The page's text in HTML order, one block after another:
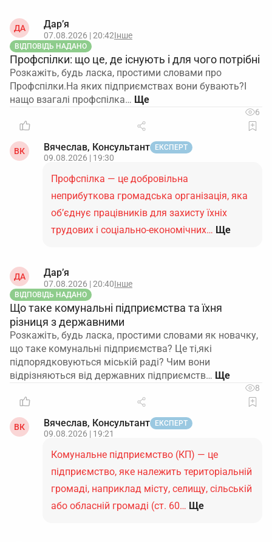
ДА Дар’я
07.08.2026 | 20:42Інше
ВІДПОВІДЬ НАДАНО
Профспілки: що це, де існують і для чого потрібні
Розкажіть, будь ласка, простими словами про
Профспілки.На яких підприємствах вони бувають?І
нащо взагалі профспілка…
6
ВК Вячеслав, Консультант ЕКСПЕРТ
09.08.2026 | 19:30
Профспілка — це добровільна
неприбуткова громадська організація, яка
об’єднує працівників для захисту їхніх
трудових і соціально-економічних… Ще
ДА Дар’я
07.08.2026 | 20:40Інше
ВІДПОВІДЬ НАДАНО
Що таке комунальні підприємства та їхня
різниця з державними
Розкажіть, будь ласка, простими словами як новачку,
що таке комунальні підприємства? Це ті,які
підпорядковуються міській раді? Чим вони
відрізняються від державних підприємств…
8
ВК Вячеслав, Консультант ЕКСПЕРТ
09.08.2026 | 19:21
Комунальне підприємство (КП) — це
підприємство, яке належить територіальній
громаді, наприклад місту, селищу, сільській
або обласній громаді (ст. 60… Ще